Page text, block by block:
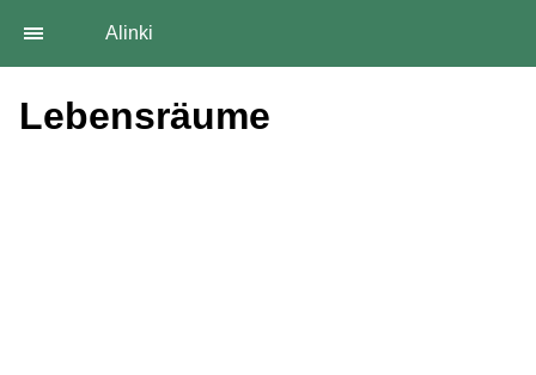
Alinki
Lebensräume